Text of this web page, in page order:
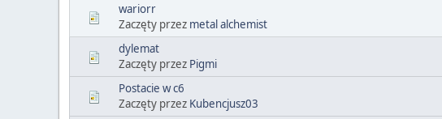
wariorr
Zaczęty przez metal alchemist
dylemat
Zaczęty przez Pigmi
Postacie w c6
Zaczęty przez Kubencjusz03